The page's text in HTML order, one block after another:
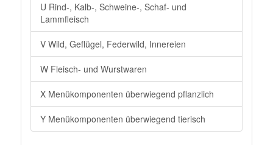
U Rind-, Kalb-, Schweine-, Schaf- und
Lammfleisch
V Wild, Geflügel, Federwild, Innereien
W Fleisch- und Wurstwaren
X Menükomponenten überwiegend pflanzlich
Y Menükomponenten überwiegend tierisch